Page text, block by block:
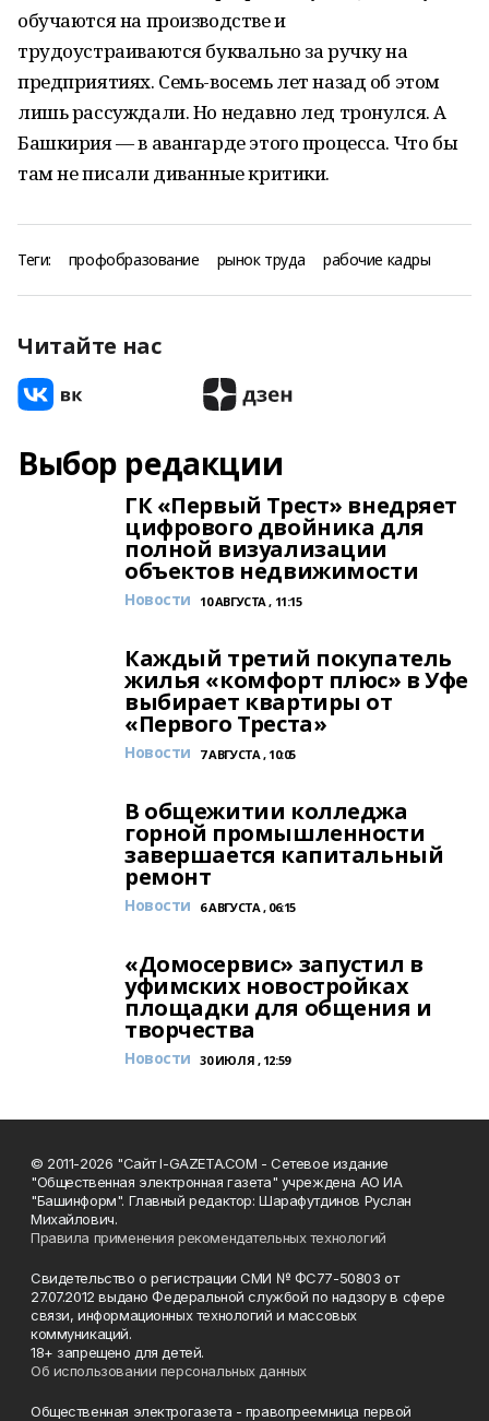
обучаются на производстве и
трудоустраиваются буквально за ручку на
предприятиях. Семь-восемь лет назад об этом
лишь рассуждали. Но недавно лед тронулся. А
Башкирия — в авангарде этого процесса. Что бы
там не писали диванные критики.
Теги: профобразование рынок труда рабочие кадры
Читайте нас
Выбор редакции
ГК «Первый Трест» внедряет
цифрового двойника для
полной визуализации
объектов недвижимости
Новости 10 АВГУСТА , 11:15
Каждый третий покупатель
жилья «комфорт плюс» в Уфе
выбирает квартиры от
«Первого Треста»
Новости 7 АВГУСТА , 10:05
В общежитии колледжа
горной промышленности
завершается капитальный
ремонт
Новости 6 АВГУСТА , 06:15
«Домосервис» запустил в
уфимских новостройках
площадки для общения и
творчества
Новости 30 ИЮЛЯ , 12:59
© 2011-2026 "Сайт I-GAZETA.COM - Сетевое издание
"Общественная электронная газета" учреждена АО ИА
"Башинформ". Главный редактор: Шарафутдинов Руслан
Михайлович.
Правила применения рекомендательных технологий
Свидетельство о регистрации СМИ № ФС77-50803 от
27.07.2012 выдано Федеральной службой по надзору в сфере
связи, информационных технологий и массовых
коммуникаций.
18+ запрещено для детей.
Об использовании персональных данных
Общественная электрогазета - правопреемница первой